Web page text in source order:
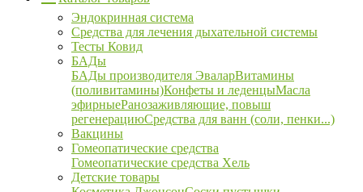
Эндокринная система
Средства для лечения дыхательной системы
Тесты Ковид
БАДы
БАДы производителя ЭваларВитамины
(поливитамины)Конфеты и леденцыМасла
эфирныеРанозаживляющие, повыш
регенерациюСредства для ванн (соли, пенки...)
Вакцины
Гомеопатические средства
Гомеопатические средства Хель
Детские товары